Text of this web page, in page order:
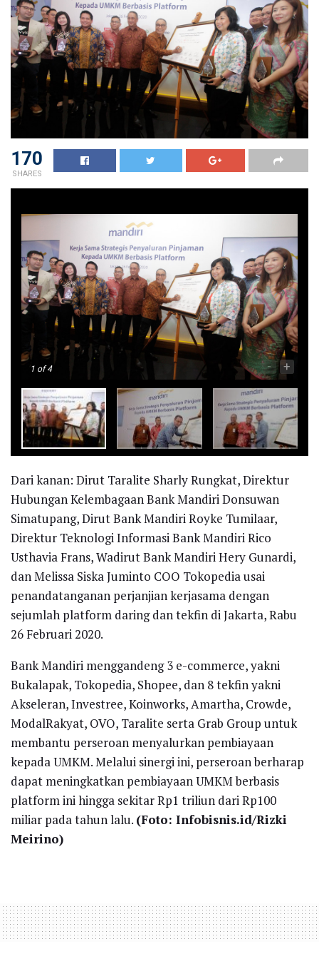
170
SHARES
1 of 4 - +
Dari kanan: Dirut Taralite Sharly Rungkat, Direktur
Hubungan Kelembagaan Bank Mandiri Donsuwan
Simatupang, Dirut Bank Mandiri Royke Tumilaar,
Direktur Teknologi Informasi Bank Mandiri Rico
Usthavia Frans, Wadirut Bank Mandiri Hery Gunardi,
dan Melissa Siska Juminto COO Tokopedia usai
penandatanganan perjanjian kerjasama dengan
sejumlah platform daring dan tekfin di Jakarta, Rabu
26 Februari 2020.
Bank Mandiri menggandeng 3 e-commerce, yakni
Bukalapak, Tokopedia, Shopee, dan 8 tekfin yakni
Akseleran, Investree, Koinworks, Amartha, Crowde,
ModalRakyat, OVO, Taralite serta Grab Group untuk
membantu perseroan menyalurkan pembiayaan
kepada UMKM. Melalui sinergi ini, perseroan berharap
dapat meningkatkan pembiayaan UMKM berbasis
platform ini hingga sekitar Rp1 triliun dari Rp100
miliar pada tahun lalu. (Foto: Infobisnis.id/Rizki
Meirino)